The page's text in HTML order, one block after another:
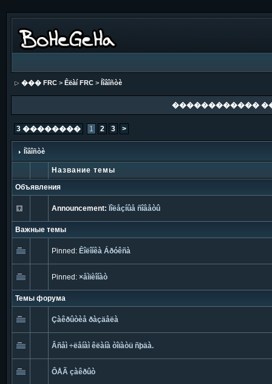
��� FRC> Êëàí FRC> Íîâîñòè
������������
3 �������� 1 2 3 >
Íîâîñòè
Название темы
Объявления
Announcement: Ïîëåçíûå ñîâåòû
Важные темы
Pinned: Êîëîíêà Áðóêñà
Pinned: ×åìïèîíàò
Темы форума
Çàêðûòèå ðàçäåëà
Âñåì ÷ëåíàì êëàíà òîïàòü ñþäà.
ÔÅÃ çàêðûò